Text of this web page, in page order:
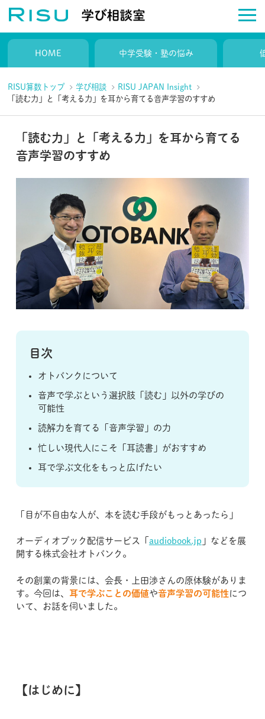
HOME 中学受験・塾の悩み
RISU算数トップ 学び相談
RISU JAPAN Insight
「読む力」と「考える力」を耳から育てる音声学習のすすめ
「読む力」と「考える力」を耳から育てる
音声学習のすすめ
目次
オトバンクについて
音声で学ぶという選択肢「読む」以外の学びの
可能性
読解力を育てる「音声学習」の力
忙しい現代人にこそ「耳読書」がおすすめ
耳で学ぶ文化をもっと広げたい
「目が不自由な人が、本を読む手段がもっとあったら」
オーディオブック配信サービス「 audiobook.jp 」などを展
開する株式会社オトバンク。
その創業の背景には、会長・上田渉さんの原体験がありま
す。今回は、 耳で学ぶことの価値や音声学習の可能性につ
いて、お話を伺いました。
【はじめに】